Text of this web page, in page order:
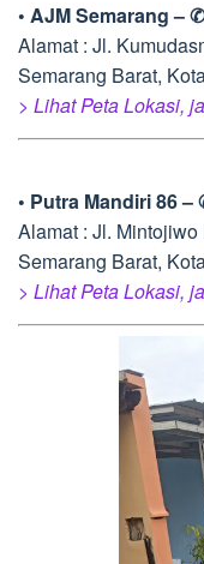
• AJM Semarang –
Alamat : Jl.
Semarang Barat,
> Lihat Peta Lokasi,
• Putra Mandiri 86 –
Alamat : Jl.
Semarang Barat,
> Lihat Peta Lokasi,